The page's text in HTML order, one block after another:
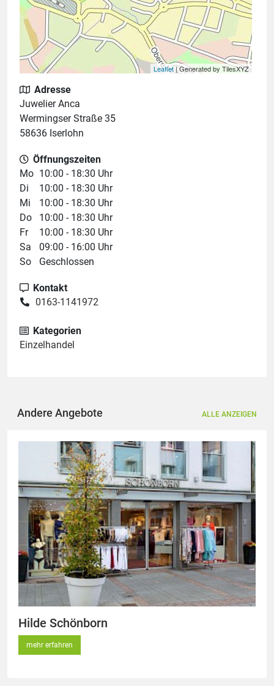
Leaflet| Generated by TilesXYZ
Adresse
Juwelier Anca
Wermingser Straße 35
58636 Iserlohn
Öffnungszeiten
Mo 10:00 - 18:30 Uhr
Di
10:00 - 18:30 Uhr
Mi
10:00 - 18:30 Uhr
Do
10:00 - 18:30 Uhr
Fr
10:00 - 18:30 Uhr
Sa
09:00 - 16:00 Uhr
So
Geschlossen
Kontakt
0163-1141972
Kategorien
Einzelhandel
Andere Angebote ALLE ANZEIGEN
Hilde Schönborn
mehr erfahren